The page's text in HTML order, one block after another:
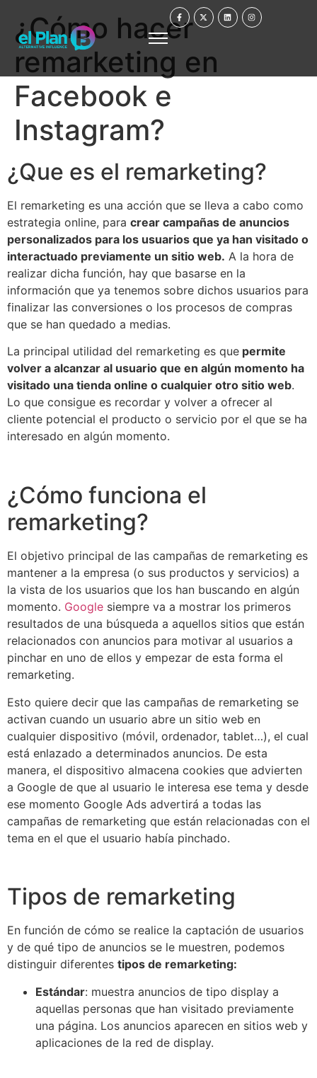
¿Cómo hacer
remarketing en
Facebook e
Instagram?
¿Que es el remarketing?
El remarketing es una acción que se lleva a cabo como
estrategia online, para crear campañas de anuncios
personalizados para los usuarios que ya han visitado o
interactuado previamente un sitio web. A la hora de
realizar dicha función, hay que basarse en la
información que ya tenemos sobre dichos usuarios para
finalizar las conversiones o los procesos de compras
que se han quedado a medias.
La principal utilidad del remarketing es que permite
volver a alcanzar al usuario que en algún momento ha
visitado una tienda online o cualquier otro sitio web.
Lo que consigue es recordar y volver a ofrecer al
cliente potencial el producto o servicio por el que se ha
interesado en algún momento.
¿Cómo funciona el
remarketing?
El objetivo principal de las campañas de remarketing es
mantener a la empresa (o sus productos y servicios) a
la vista de los usuarios que los han buscando en algún
momento. Google siempre va a mostrar los primeros
resultados de una búsqueda a aquellos sitios que están
relacionados con anuncios para motivar al usuarios a
pinchar en uno de ellos y empezar de esta forma el
remarketing.
Esto quiere decir que las campañas de remarketing se
activan cuando un usuario abre un sitio web en
cualquier dispositivo (móvil, ordenador, tablet…), el cual
está enlazado a determinados anuncios. De esta
manera, el dispositivo almacena cookies que advierten
a Google de que al usuario le interesa ese tema y desde
ese momento Google Ads advertirá a todas las
campañas de remarketing que están relacionadas con el
tema en el que el usuario había pinchado.
Tipos de remarketing
En función de cómo se realice la captación de usuarios
y de qué tipo de anuncios se le muestren, podemos
distinguir diferentes tipos de remarketing:
Estándar: muestra anuncios de tipo display a
aquellas personas que han visitado previamente
una página. Los anuncios aparecen en sitios web y
aplicaciones de la red de display.